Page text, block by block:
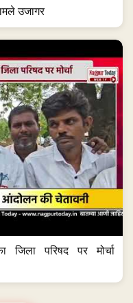
उजागर
जिला परिषद पर मोर्चा